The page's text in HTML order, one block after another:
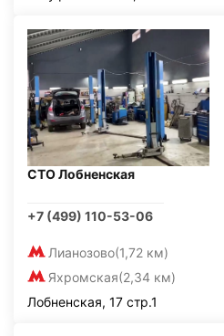
СТО Лобненская
+7 (499) 110-53-06
Лианозово(1,72 км)
Яхромская(2,34 км)
Лобненская, 17 стр.1